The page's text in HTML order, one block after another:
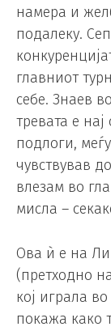
намера и
подалеку.
главниот
себе. Знаев
тревата е
подлоги,
чувствував
влезам во
мисла –
Ова ѝ е на
(претходно
кој играла
покажа како